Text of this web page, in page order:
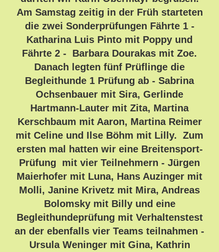
Am Samstag zeitig in der Früh starteten
die zwei Sonderprüfungen Fährte 1 -
Katharina Luis Pinto mit Poppy und
Fährte 2 - Barbara Dourakas mit Zoe.
Danach legten fünf Prüflinge die
Begleithunde 1 Prüfung ab - Sabrina
Ochsenbauer mit Sira, Gerlinde
Hartmann-Lauter mit Zita, Martina
Kerschbaum mit Aaron, Martina Reimer
mit Celine und Ilse Böhm mit Lilly. Zum
ersten mal hatten wir eine Breitensport-
Prüfung mit vier Teilnehmern - Jürgen
Maierhofer mit Luna, Hans Auzinger mit
Molli, Janine Krivetz mit Mira, Andreas
Bolomsky mit Billy und eine
Begleithundeprüfung mit Verhaltenstest
an der ebenfalls vier Teams teilnahmen -
Ursula Weninger mit Gina, Kathrin